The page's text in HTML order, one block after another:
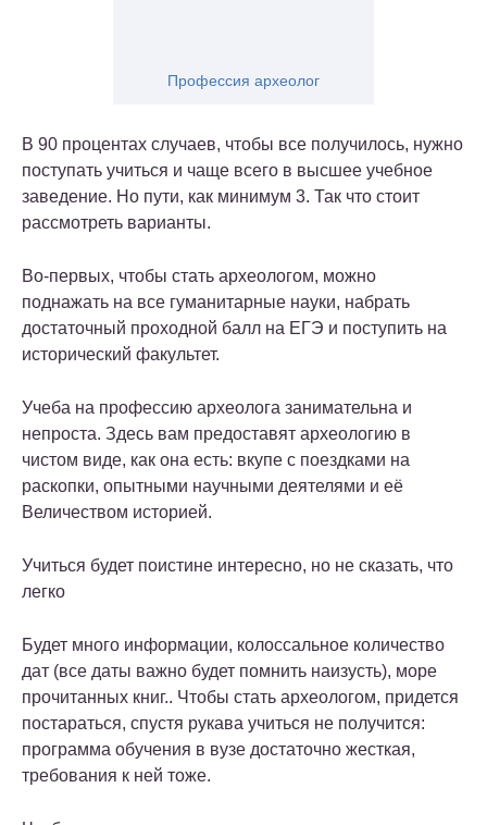
Профессия археолог
В 90 процентах случаев, чтобы все получилось, нужно
поступать учиться и чаще всего в высшее учебное
заведение. Но пути, как минимум 3. Так что стоит
рассмотреть варианты.
Во-первых, чтобы стать археологом, можно
поднажать на все гуманитарные науки, набрать
достаточный проходной балл на ЕГЭ и поступить на
исторический факультет.
Учеба на профессию археолога занимательна и
непроста. Здесь вам предоставят археологию в
чистом виде, как она есть: вкупе с поездками на
раскопки, опытными научными деятелями и её
Величеством историей.
Учиться будет поистине интересно, но не сказать, что
легко
Будет много информации, колоссальное количество
дат (все даты важно будет помнить наизусть), море
прочитанных книг.. Чтобы стать археологом, придется
постараться, спустя рукава учиться не получится:
программа обучения в вузе достаточно жесткая,
требования к ней тоже.